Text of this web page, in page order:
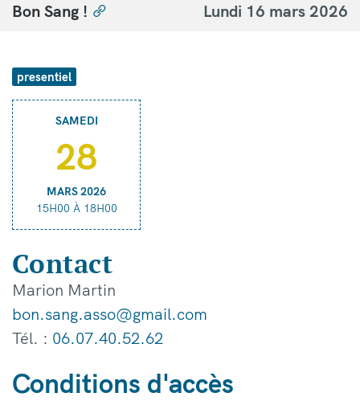
Bon Sang ! Lundi 16 mars 2026
presentiel
SAMEDI
28
MARS 2026
15H00 À 18H00
Contact
Marion Martin
bon.sang.asso@gmail.com
Tél. : 06.07.40.52.62
Conditions d'accès